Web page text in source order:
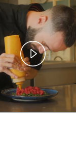
Play
Video